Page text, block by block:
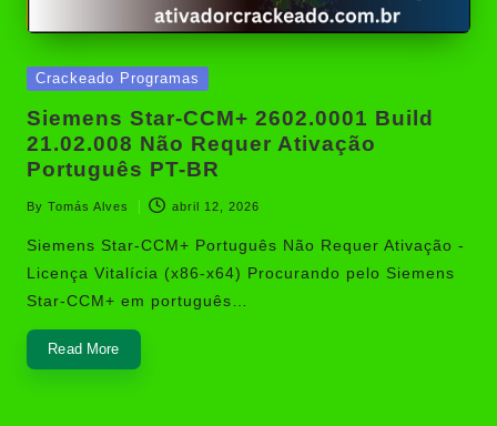
Posted
Crackeado Programas
Siemens Star-CCM+ 2602.0001 Build
21.02.008 Não Requer Ativação
Português PT-BR
Posted
by
By Tomás Alves abril 12, 2026
Siemens Star-CCM+ Português Não Requer Ativação -
Licença Vitalícia (x86-x64) Procurando pelo Siemens
Star-CCM+ em português…
Read More